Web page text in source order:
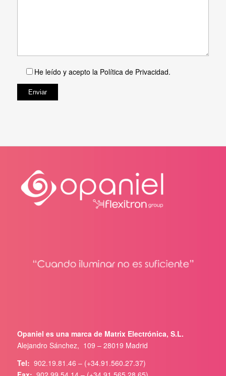
He leído y acepto la Política de Privacidad.
Opaniel es una marca de Matrix Electrónica, S.L.
Alejandro Sánchez, 109 – 28019 Madrid
Tel: 902.19.81.46 – (+34.91.560.27.37)